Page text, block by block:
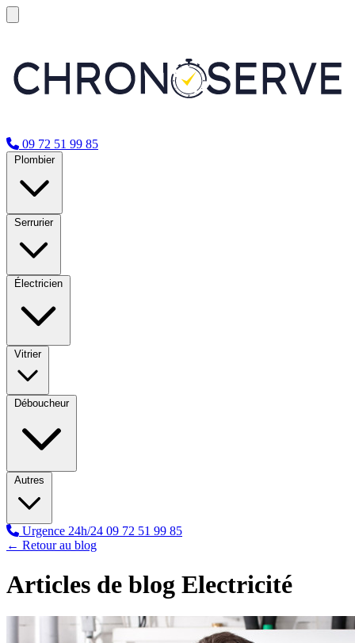
09 72 51 99 85
Plombier
Serrurier
Électricien
Vitrier
Déboucheur
Autres
Urgence 24h/24 09 72 51 99 85
← Retour au blog
Articles de blog Electricité